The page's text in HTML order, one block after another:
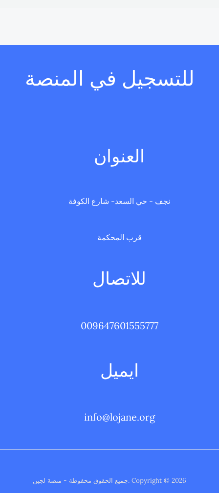
للتسجيل في المنصة
العنوان
نجف - حي السعد- شارع الكوفة
قرب المحكمة
للاتصال
009647601555777
ايميل
info@lojane.org
Copyright © 2026 .جميع الحقوق محفوظة - منصة لجين